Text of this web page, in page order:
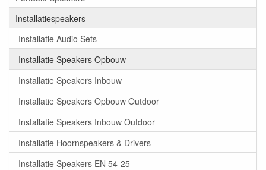
Installatiespeakers
Installatie Audio Sets
Installatie Speakers Opbouw
Installatie Speakers Inbouw
Installatie Speakers Opbouw Outdoor
Installatie Speakers Inbouw Outdoor
Installatie Hoornspeakers & Drivers
Installatie Speakers EN 54-25